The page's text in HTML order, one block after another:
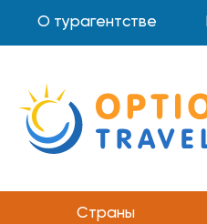
О турагентстве
Страны